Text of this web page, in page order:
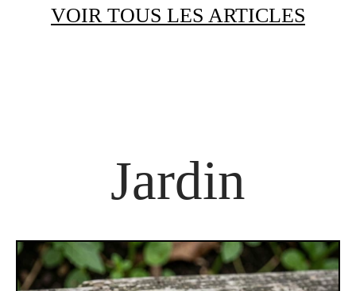
VOIR TOUS LES ARTICLES
Jardin